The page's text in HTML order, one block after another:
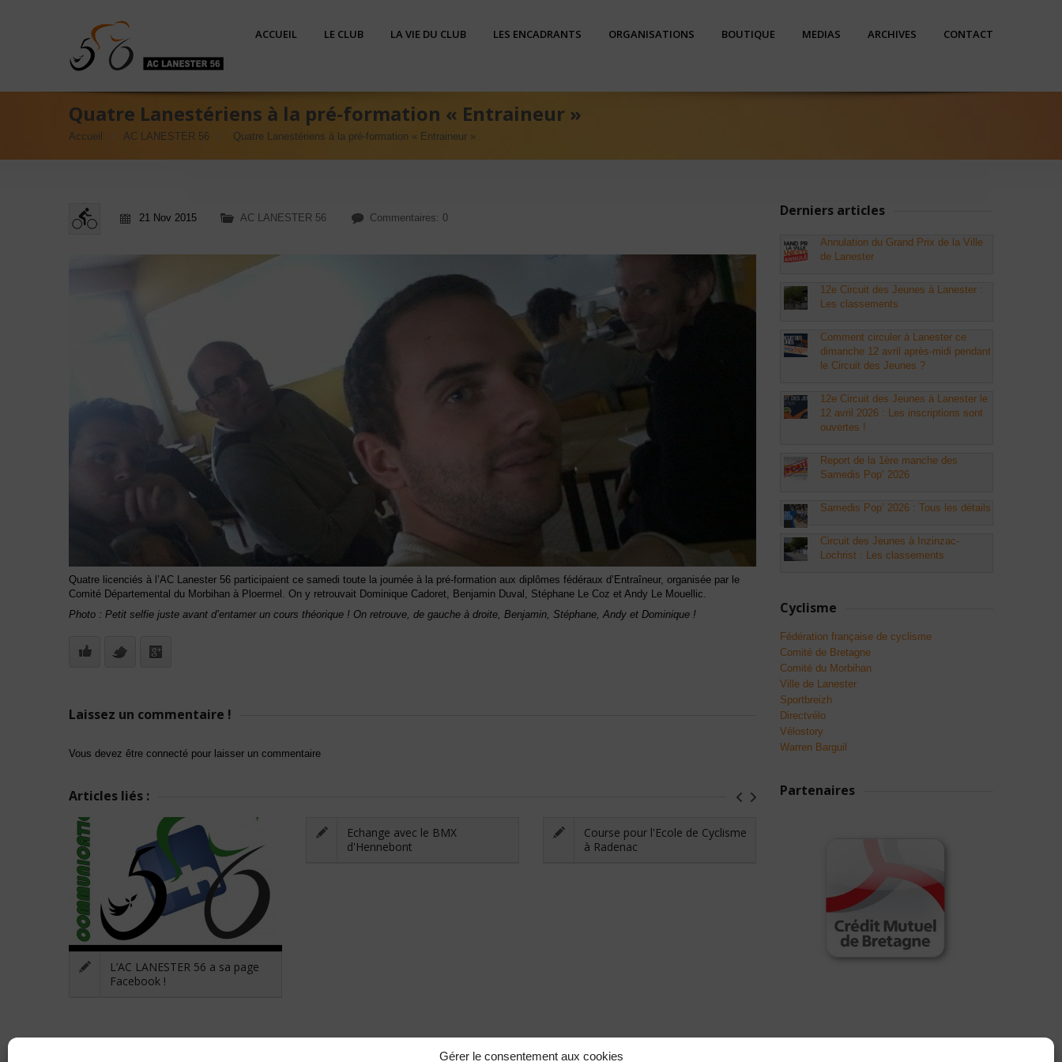
Gérer le consentement aux cookies
ACCUEIL LE CLUB LA VIE DU CLUB LES ENCADRANTS ORGANISATIONS BOUTIQUE MEDIAS ARCHIVES CONTACT
Quatre Lanestériens à la pré-formation « Entraineur »
Accueil AC LANESTER 56 Quatre Lanestériens à la pré-formation « Entraineur »
21 Nov 2015 AC LANESTER 56 Commentaires: 0
Quatre licenciés à l’AC Lanester 56 participaient ce samedi toute la journée à la pré-formation aux diplômes fédéraux d’Entraîneur, organisée par le
Comité Départemental du Morbihan à Ploermel. On y retrouvait Dominique Cadoret, Benjamin Duval, Stéphane Le Coz et Andy Le Mouellic.
Photo : Petit selfie juste avant d’entamer un cours théorique ! On retrouve, de gauche à droite, Benjamin, Stéphane, Andy et Dominique !
Laissez un commentaire !
Vous devez être connecté pour laisser un commentaire
Articles liés :
L’AC LANESTER 56 a sa page
Facebook !
Echange avec le BMX
d'Hennebont
Course pour l'Ecole de Cyclisme
à Radenac
Derniers articles
Annulation du Grand Prix de la Ville
de Lanester
12e Circuit des Jeunes à Lanester :
Les classements
Comment circuler à Lanester ce
dimanche 12 avril après-midi pendant
le Circuit des Jeunes ?
12e Circuit des Jeunes à Lanester le
12 avril 2026 : Les inscriptions sont
ouvertes !
Report de la 1ère manche des
Samedis Pop’ 2026
Samedis Pop’ 2026 : Tous les détails
Circuit des Jeunes à Inzinzac-
Lochrist : Les classements
Cyclisme
Fédération française de cyclisme
Comité de Bretagne
Comité du Morbihan
Ville de Lanester
Sportbreizh
Directvélo
Vélostory
Warren Barguil
Partenaires